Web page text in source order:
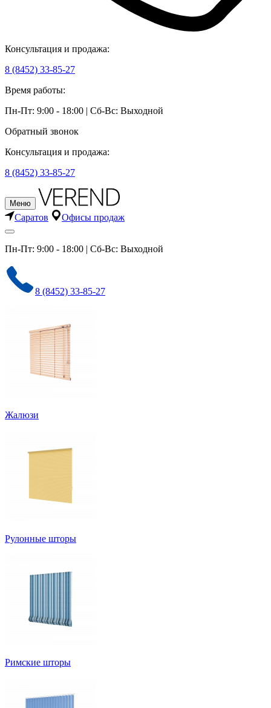
Консультация и продажа:
8 (8452) 33-85-27
Время работы:
Пн-Пт: 9:00 - 18:00 | Сб-Вс: Выходной
Обратный звонок
Консультация и продажа:
8 (8452) 33-85-27
Меню
Саратов Офисы продаж
Пн-Пт: 9:00 - 18:00 | Сб-Вс: Выходной
8 (8452) 33-85-27
Жалюзи
Рулонные шторы
Римские шторы